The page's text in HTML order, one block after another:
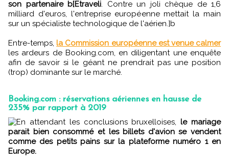
son partenaire b[Etraveli. Contre un joli chèque de 1,6
milliard d'euros, l'entreprise européenne mettait la main
sur un spécialiste technologique de l'aérien.]b
Entre-temps,la Commission européenne est venue calmer
les ardeurs de Booking.com, en diligentant une enquête
afin de savoir si le géant ne prendrait pas une position
(trop) dominante sur le marché.
Booking.com : réservations aériennes en hausse de
235% par rapport à 2019
En attendant les conclusions bruxelloises,le mariage
parait bien consommé et les billets d'avion se vendent
comme des petits pains sur la plateforme numéro 1 en
Europe.